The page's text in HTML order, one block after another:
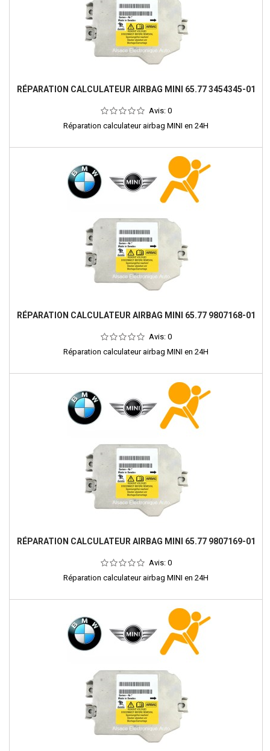
RÉPARATION CALCULATEUR AIRBAG MINI 65.77 3454345-01
Avis: 0
Réparation calculateur airbag MINI en 24H
RÉPARATION CALCULATEUR AIRBAG MINI 65.77 9807168-01
Avis: 0
Réparation calculateur airbag MINI en 24H
RÉPARATION CALCULATEUR AIRBAG MINI 65.77 9807169-01
Avis: 0
Réparation calculateur airbag MINI en 24H